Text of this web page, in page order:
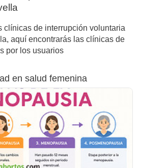
clínicas de interrupción voluntaria
aquí encontrarás las clínicas de
por los usuarios
en salud femenina